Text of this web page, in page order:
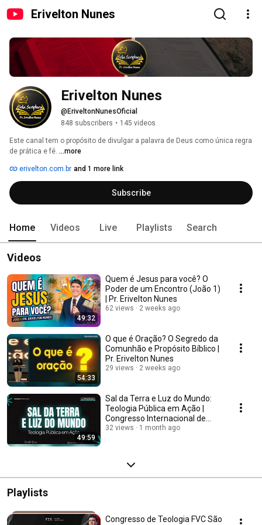
Erivelton Nunes
Erivelton Nunes
@EriveltonNunesOficial
848 subscribers • 145 videos
Este canal tem o propósito de divulgar a palavra de Deus como única regra
de prática e fé. ...more
erivelton.com.br and 1 more link
Subscribe
Home Videos Live Playlists Search
Videos
49:32
Quem é Jesus para você? O
Poder de um Encontro (João 1)
| Pr. Erivelton Nunes
62 views 2 weeks ago
54:33
O que é Oração? O Segredo da
Comunhão e Propósito Bíblico |
Pr. Erivelton Nunes
29 views 2 weeks ago
49:59
Sal da Terra e Luz do Mundo:
Teologia Pública em Ação |
Congresso Internacional de
Teologia FVC
32 views 1 month ago
Playlists
Congresso de Teologia FVC São